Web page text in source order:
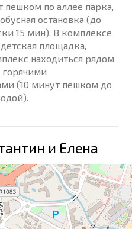
по аллее парка,
остановка (до
15 мин). В комплексе
площадка,
находиться рядом
(10 минут пешком до
и Елена